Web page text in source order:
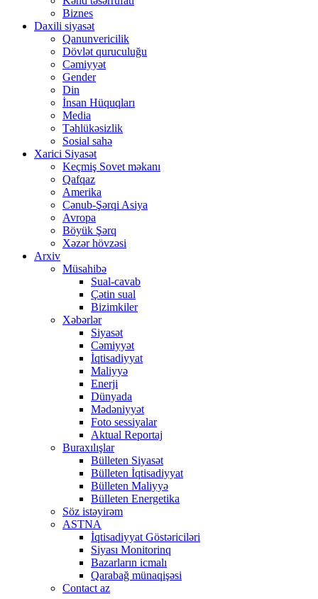
Biznes
Daxili siyasət
Qanunvericilik
Dövlət quruculuğu
Cəmiyyət
Gender
Din
İnsan Hüquqları
Media
Təhlükəsizlik
Sosial sahə
Xarici Siyasət
Keçmiş Sovet məkanı
Qafqaz
Amerika
Cənub-Şərqi Asiya
Avropa
Böyük Şərq
Xəzər hövzəsi
Arxiv
Müsahibə
Sual-cavab
Çətin sual
Bizimkiler
Xəbərlər
Siyasət
Cəmiyyət
İqtisadiyyat
Maliyyə
Enerji
Dünyada
Mədəniyyət
Foto sessiyalar
Aktual Reportaj
Buraxılışlar
Bülleten Siyasət
Bülleten İqtisadiyyat
Bülleten Maliyyə
Bülleten Energetika
Söz istəyirəm
ASTNA
İqtisadiyyat Göstəriciləri
Siyası Monitorinq
Bazarların icmalı
Qarabağ münaqişəsi
Contact az